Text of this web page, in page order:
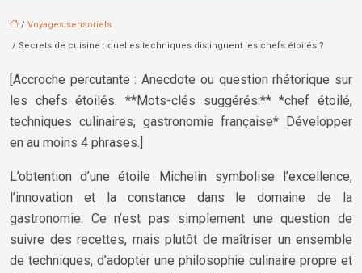
/ Voyages sensoriels
/ Secrets de cuisine : quelles techniques distinguent les chefs étoilés ?
[Accroche percutante : Anecdote ou question rhétorique sur
les chefs étoilés. **Mots-clés suggérés:** *chef étoilé,
techniques culinaires, gastronomie française* Développer
en au moins 4 phrases.]
L’obtention d’une étoile Michelin symbolise l’excellence,
l’innovation et la constance dans le domaine de la
gastronomie. Ce n’est pas simplement une question de
suivre des recettes, mais plutôt de maîtriser un ensemble
de techniques, d’adopter une philosophie culinaire propre et